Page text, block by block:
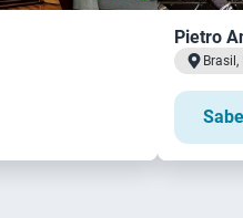
Pietro